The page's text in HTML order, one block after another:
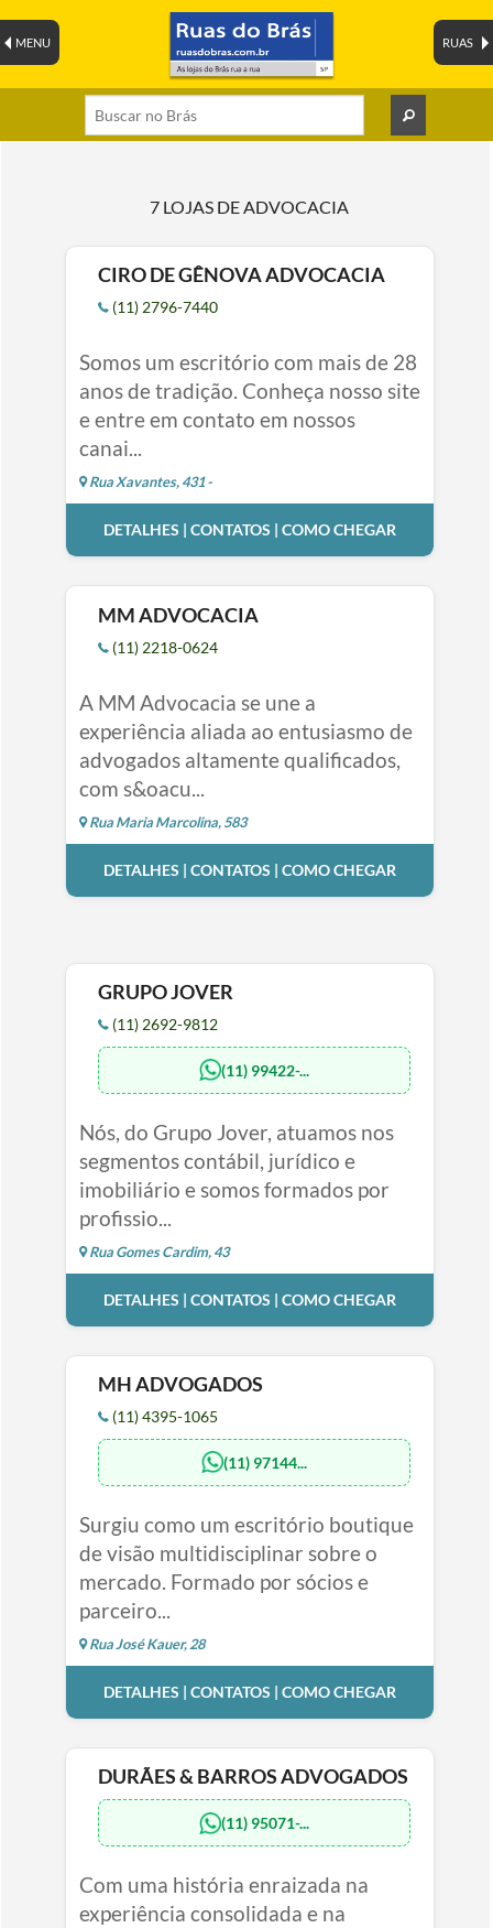
RUAS
MENU
7 LOJAS DE ADVOCACIA
CIRO DE GÊNOVA ADVOCACIA
(11) 2796-7440
Somos um escritório com mais de 28
anos de tradição. Conheça nosso site
e entre em contato em nossos
canai...
Rua Xavantes, 431 -
DETALHES | CONTATOS | COMO CHEGAR
MM ADVOCACIA
(11) 2218-0624
A MM Advocacia se une a
experiência aliada ao entusiasmo de
advogados altamente qualificados,
com s&oacu...
Rua Maria Marcolina, 583
DETALHES | CONTATOS | COMO CHEGAR
GRUPO JOVER
(11) 2692-9812
(11) 99422-...
Nós, do Grupo Jover, atuamos nos
segmentos contábil, jurídico e
imobiliário e somos formados por
profissio...
Rua Gomes Cardim, 43
DETALHES | CONTATOS | COMO CHEGAR
MH ADVOGADOS
(11) 4395-1065
(11) 97144...
Surgiu como um escritório boutique
de visão multidisciplinar sobre o
mercado. Formado por sócios e
parceiro...
Rua José Kauer, 28
DETALHES | CONTATOS | COMO CHEGAR
DURÃES & BARROS ADVOGADOS
(11) 95071-...
Com uma história enraizada na
experiência consolidada e na